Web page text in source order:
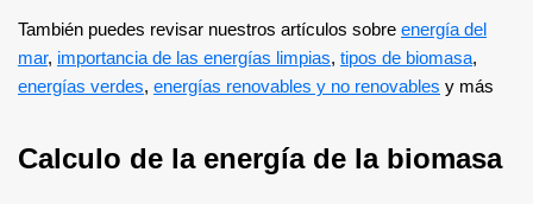
También puedes revisar nuestros artículos sobre energía del
mar, importancia de las energías limpias, tipos de biomasa,
energías verdes, energías renovables y no renovables y más
Calculo de la energía de la biomasa